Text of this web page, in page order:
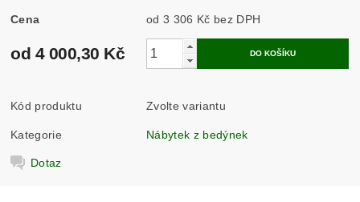
Cena od 3 306 Kč bez DPH
od 4 000,30 Kč
Kód produktu Zvolte variantu
Kategorie Nábytek z bedýnek
Dotaz